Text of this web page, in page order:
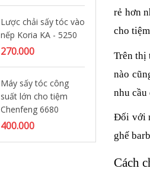
Lược chải sấy tóc vào
nếp Koria KA - 5250
270.000
Máy sấy tóc công
suất lớn cho tiệm
Chenfeng 6680
400.000
rẻ hơn
cho
Trên thị
nào
nhu cầu
Đối với
ghế
Cách